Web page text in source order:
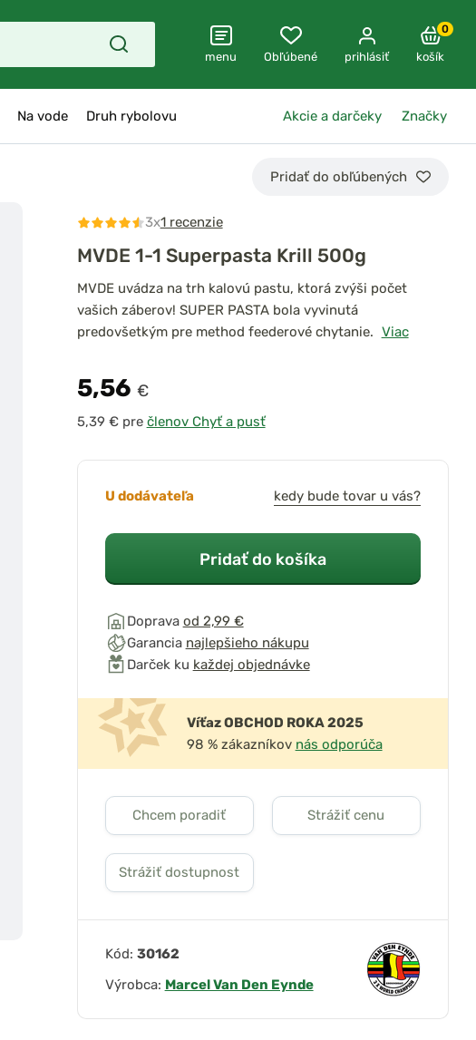
menu Obľúbené prihlásiť
0
košík
Na vode Druh rybolovu Akcie a darčeky Značky
Pridať do obľúbených
3x1 recenzie
MVDE 1-1 Superpasta Krill 500g
MVDE uvádza na trh kalovú pastu, ktorá zvýši počet
vašich záberov! SUPER PASTA bola vyvinutá
predovšetkým pre method feederové chytanie. Viac
5,56 €
pre členov Chyť a pusť
U dodávateľa kedy bude tovar u vás?
Pridať do košíka
Doprava od 2,99 €
Garancia najlepšieho nákupu
Darček ku každej objednávke
Víťaz OBCHOD ROKA 2025
98 % zákazníkov nás odporúča
Chcem poradiť Strážiť cenu
Strážiť dostupnost
Kód: 30162
Výrobca: Marcel Van Den Eynde